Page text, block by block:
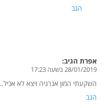
הגב
אפרת הגיב:
28/01/2019 בשעה 17:23
השקעתי המון אנרגיה ויצא לא
הגב